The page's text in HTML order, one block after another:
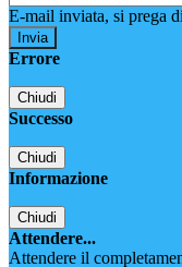
E-mail inviata, si prega
Errore
Chiudi
Successo
Chiudi
Informazione
Chiudi
Attendere...
Attendere il